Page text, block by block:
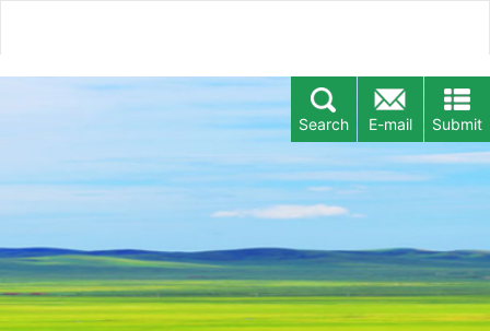
Submit
E-mail
Search